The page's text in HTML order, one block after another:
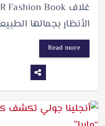
الأنظار بجمالها
Read more